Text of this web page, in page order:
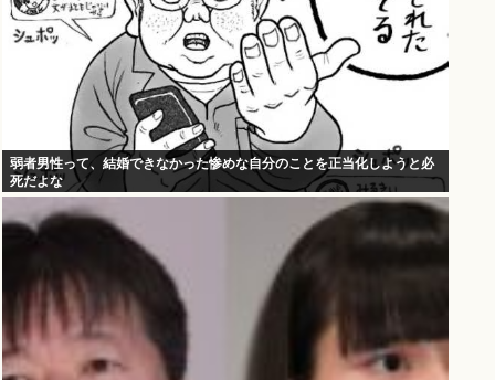
弱者男性って、結婚できなかった惨めな自分のことを正当化しようと必
死だよな